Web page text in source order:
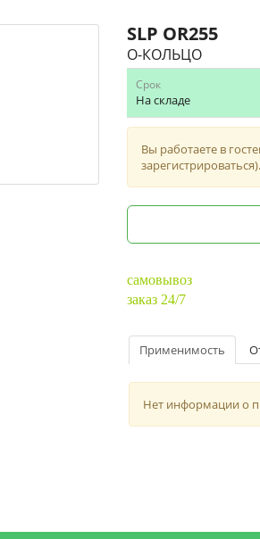
SLP OR255
О-КОЛЬЦО
Срок
На складе
Вы работаете в
зарегистрироваться).
самовывоз
заказ 24/7
Применимость
Нет информации о